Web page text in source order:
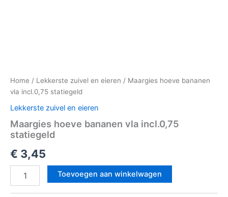
Home / Lekkerste zuivel en eieren / Maargies hoeve bananen
vla incl.0,75 statiegeld
Lekkerste zuivel en eieren
Maargies hoeve bananen vla incl.0,75
statiegeld
€ 3,45
Toevoegen aan winkelwagen